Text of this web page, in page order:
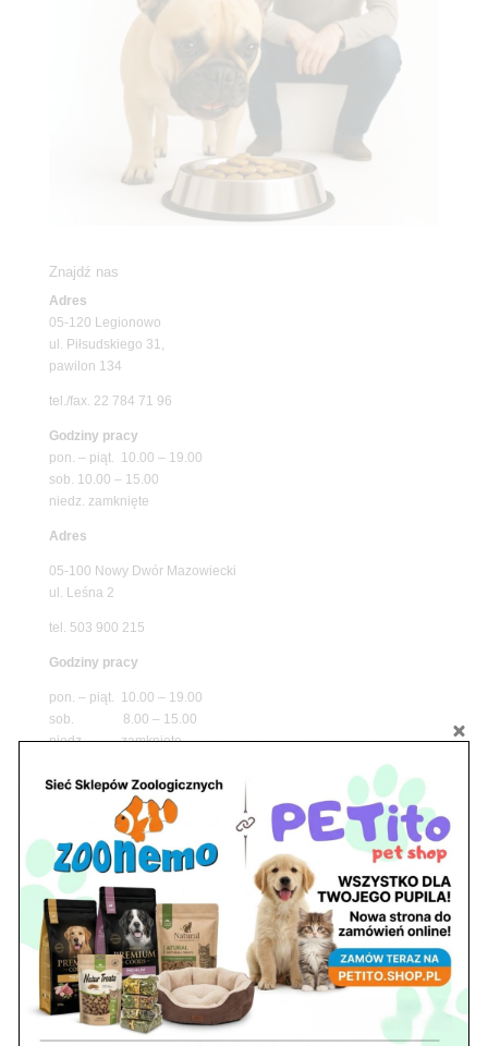
Znajdź nas
Adres
05-120 Legionowo
ul. Piłsudskiego 31,
pawilon 134
tel./fax. 22 784 71 96
Godziny pracy
pon. – piąt. 10.00 – 19.00
sob. 10.00 – 15.00
niedz. zamknięte
Adres
05-100 Nowy Dwór Mazowiecki
ul. Leśna 2
tel. 503 900 215
Godziny pracy
pon. – piąt. 10.00 – 19.00
sob. 8.00 – 15.00
niedz. zamknięte